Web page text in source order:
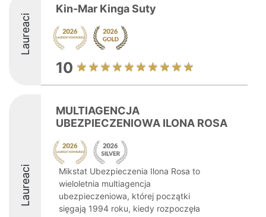
Laureaci
Kin-Mar Kinga Suty
10
Laureaci
MULTIAGENCJA
UBEZPIECZENIOWA ILONA ROSA
Mikstat Ubezpieczenia Ilona Rosa to
wieloletnia multiagencja
ubezpieczeniowa, której początki
sięgają 1994 roku, kiedy rozpoczęła